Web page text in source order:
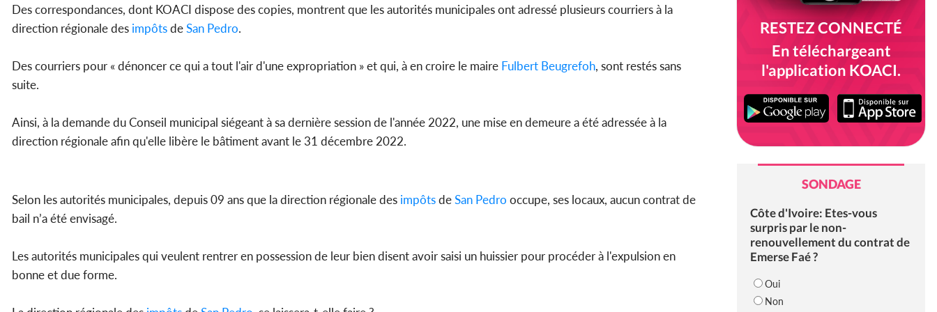
Des correspondances, dont KOACI dispose des copies, montrent que les autorités municipales ont adressé plusieurs courriers à la
direction régionale des impôtsdeSan Pedro.
Des courriers pour « dénoncer ce qui a tout l'air d'une expropriation » et qui, à en croire le maire Fulbert Beugrefoh, sont restés sans
suite.
Ainsi, à la demande du Conseil municipal siégeant à sa dernière session de l'année 2022, une mise en demeure a été adressée à la
direction régionale afin qu'elle libère le bâtiment avant le 31 décembre 2022.
Selon les autorités municipales, depuis 09 ans que la direction régionale des impôtsdeSan Pedro occupe, ses locaux, aucun contrat de
bail n’a été envisagé.
Les autorités municipales qui veulent rentrer en possession de leur bien disent avoir saisi un huissier pour procéder à l'expulsion en
bonne et due forme.
RESTEZ CONNECTÉ
En téléchargeant
l'application KOACI.
SONDAGE
Côte d'Ivoire: Etes-vous
surpris par le non-
renouvellement du contrat de
Emerse Faé ?
Oui
Non